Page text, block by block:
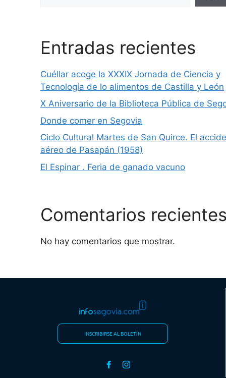
Entradas recientes
Cuéllar acoge la XXXIX Jornada de Ciencia y
Tecnología de lo alimentos de Castilla y León
X Aniversario de la Biblioteca Pública de
Donde comer en Segovia
Ciclo Cultural Martes de San Quirce. El
aéreo de Pasapán (1958)
El Espinar . Feria de ganado vacuno
Comentarios
No hay comentarios que mostrar.
INSCRIBIRSE AL BOLETÍN